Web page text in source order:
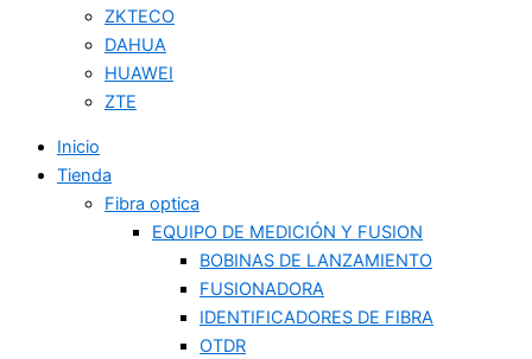
ZKTECO
DAHUA
HUAWEI
ZTE
Inicio
Tienda
Fibra optica
EQUIPO DE MEDICIÓN Y FUSION
BOBINAS DE LANZAMIENTO
FUSIONADORA
IDENTIFICADORES DE FIBRA
OTDR